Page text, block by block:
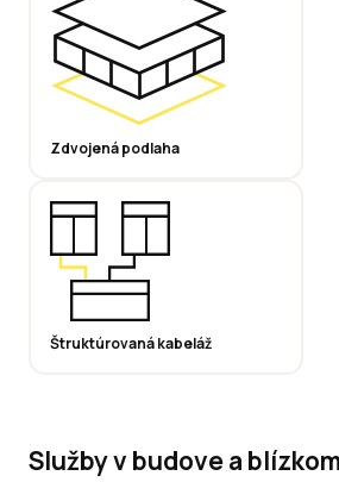
Zdvojená podlaha
Štruktúrovaná kabeláž
Služby v budove a